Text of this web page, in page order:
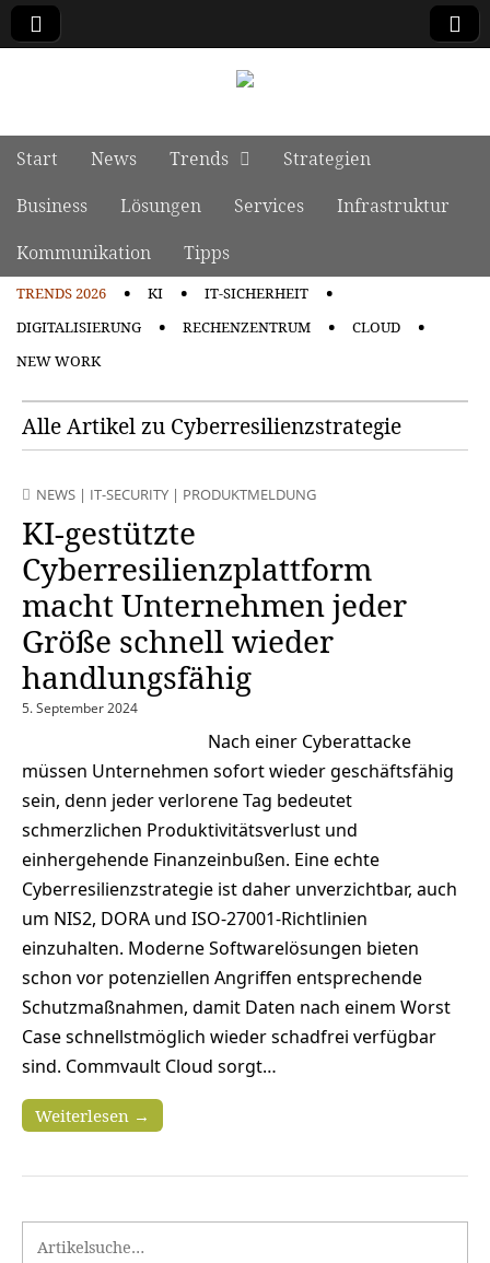
Main menu
Skip to content
Start News Trends
Strategien
Business
Lösungen Services
Infrastruktur
Kommunikation
Tipps
TRENDS 2026 KI
IT-SICHERHEIT
DIGITALISIERUNG
RECHENZENTRUM
CLOUD
NEW WORK
Alle Artikel zu Cyberresilienzstrategie
NEWS | IT-SECURITY | PRODUKTMELDUNG
KI-gestützte
Cyberresilienzplattform
macht Unternehmen jeder
Größe schnell wieder
handlungsfähig
5. September 2024
Nach einer Cyberattacke
müssen Unternehmen sofort wieder geschäftsfähig
sein, denn jeder verlorene Tag bedeutet
schmerzlichen Produktivitätsverlust und
einhergehende Finanzeinbußen. Eine echte
Cyberresilienzstrategie ist daher unverzichtbar, auch
um NIS2, DORA und ISO-27001-Richtlinien
einzuhalten. Moderne Softwarelösungen bieten
schon vor potenziellen Angriffen entsprechende
Schutzmaßnahmen, damit Daten nach einem Worst
Case schnellstmöglich wieder schadfrei verfügbar
sind. Commvault Cloud sorgt…
Weiterlesen →